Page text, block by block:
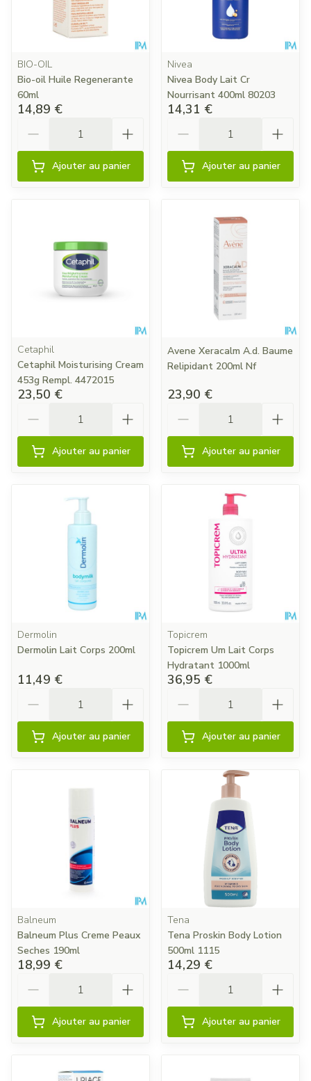
BIO-OIL
Bio-oil Huile Regenerante
60ml
14,89 €
Ajouter au panier
Nivea
Nivea Body Lait Cr
Nourrisant 400ml 80203
14,31 €
Ajouter au panier
Cetaphil
Cetaphil Moisturising Cream
453g Rempl. 4472015
23,50 €
Ajouter au panier
Avene Xeracalm A.d. Baume
Relipidant 200ml Nf
23,90 €
Ajouter au panier
Dermolin
Dermolin Lait Corps 200ml
11,49 €
Ajouter au panier
Topicrem
Topicrem Um Lait Corps
Hydratant 1000ml
36,95 €
Ajouter au panier
Balneum
Balneum Plus Creme Peaux
Seches 190ml
18,99 €
Ajouter au panier
Tena
Tena Proskin Body Lotion
500ml 1115
14,29 €
Ajouter au panier